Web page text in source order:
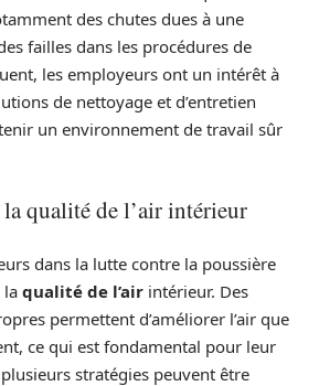
des chutes dues à une
failles dans les procédures de
les employeurs ont un intérêt à
de nettoyage et d’entretien
un environnement de travail sûr
qualité de l’air intérieur
dans la lutte contre la poussière
la qualité de l’air intérieur. Des
permettent d’améliorer l’air que
ce qui est fondamental pour leur
stratégies peuvent être